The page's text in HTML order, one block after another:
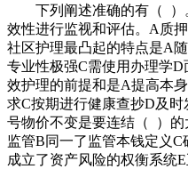
下列阐述准确的有（ ）
效性进行监视和评估。A质
社区护理最凸起的特点是A
专业性极强C需使用办理学
效护理的前提和是A提高本
求C按期进行健康查抄D及
号物价不变是要连结（ ）
监管B同一了监管本钱定义
成立了资产风险的权衡系统